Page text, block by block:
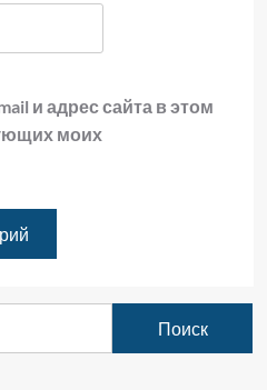
и адрес сайта в этом
моих